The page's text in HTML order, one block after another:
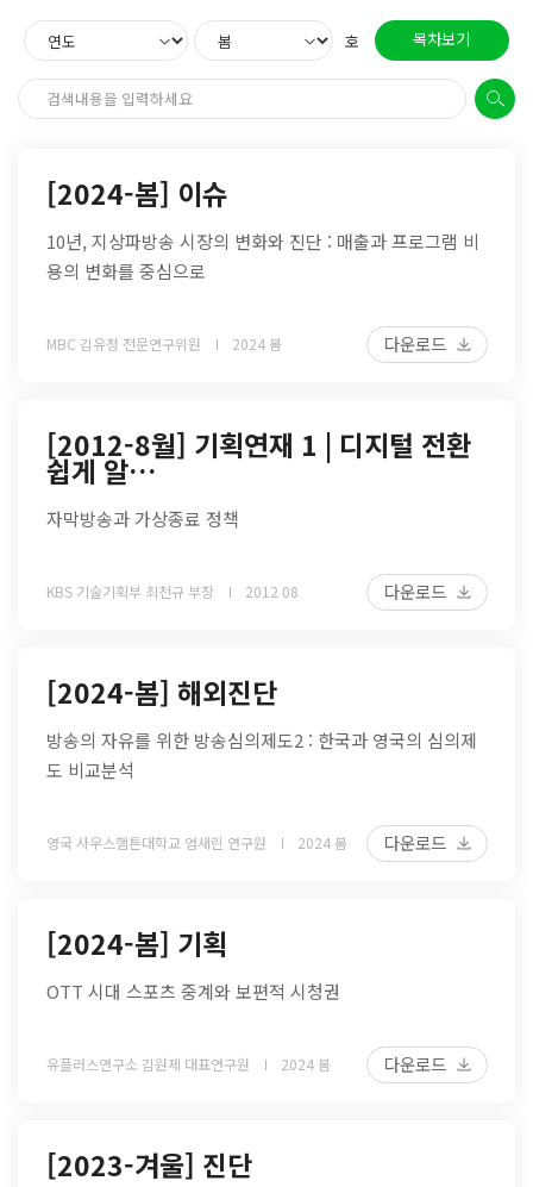
호 목차보기
[2024-봄] 이슈
10년, 지상파방송 시장의 변화와 진단 : 매출과 프로그램 비
용의 변화를 중심으로
MBC 김유정 전문연구위원 2024 봄 다운로드
[2012-8월] 기획연재 1 | 디지털 전환
쉽게 알…
자막방송과 가상종료 정책
KBS 기술기획부 최천규 부장 2012 08 다운로드
[2024-봄] 해외진단
방송의 자유를 위한 방송심의제도2 : 한국과 영국의 심의제
도 비교분석
영국 사우스햄튼대학교 엄새린 연구원 2024 봄 다운로드
[2024-봄] 기획
OTT 시대 스포츠 중계와 보편적 시청권
유플러스연구소 김원제 대표연구원 2024 봄 다운로드
[2023-겨울] 진단